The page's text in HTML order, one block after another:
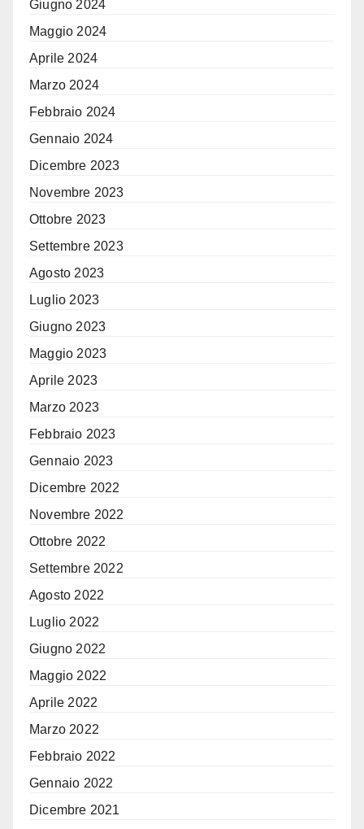
Giugno 2024
Maggio 2024
Aprile 2024
Marzo 2024
Febbraio 2024
Gennaio 2024
Dicembre 2023
Novembre 2023
Ottobre 2023
Settembre 2023
Agosto 2023
Luglio 2023
Giugno 2023
Maggio 2023
Aprile 2023
Marzo 2023
Febbraio 2023
Gennaio 2023
Dicembre 2022
Novembre 2022
Ottobre 2022
Settembre 2022
Agosto 2022
Luglio 2022
Giugno 2022
Maggio 2022
Aprile 2022
Marzo 2022
Febbraio 2022
Gennaio 2022
Dicembre 2021